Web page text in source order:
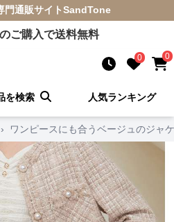
門通販サイトSandTone
ご購入で送料無料
0 0
を検索 人気ランキング
› ワンピースにも合うベージュのジャ